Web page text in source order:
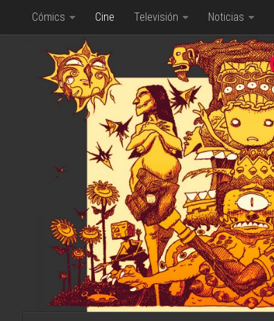
Saltar al contenido
Cómics Cine Televisión Noticias